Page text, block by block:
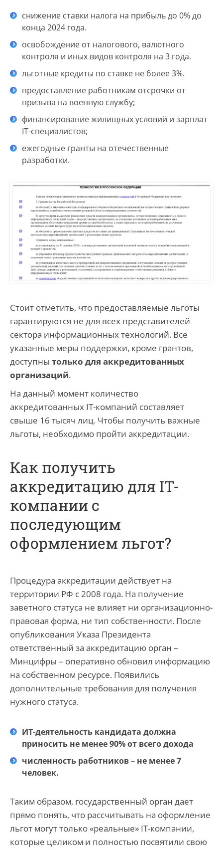
снижение ставки налога на прибыль до 0% до
конца 2024 года.
освобождение от налогового, валютного
контроля и иных видов контроля на 3 года.
льготные кредиты по ставке не более 3%.
предоставление работникам отсрочки от
призыва на военную службу;
финансирование жилищных условий и зарплат
IT-специалистов;
ежегодные гранты на отечественные
разработки.
Стоит отметить, что предоставляемые льготы
гарантируются не для всех представителей
сектора информационных технологий. Все
указанные меры поддержки, кроме грантов,
доступны только для аккредитованных
организаций.
На данный момент количество
аккредитованных IT-компаний составляет
свыше 16 тысяч лиц. Чтобы получить важные
льготы, необходимо пройти аккредитации.
Как получить
аккредитацию для IT-
компании с
последующим
оформлением льгот?
Процедура аккредитации действует на
территории РФ с 2008 года. На получение
заветного статуса не влияет ни организационно-
правовая форма, ни тип собственности. После
опубликования Указа Президента
ответственный за аккредитацию орган –
Минцифры – оперативно обновил информацию
на собственном ресурсе. Появились
дополнительные требования для получения
нужного статуса.
ИТ-деятельность кандидата должна
приносить не менее 90% от всего дохода
численность работников – не менее 7
человек.
Таким образом, государственный орган дает
прямо понять, что рассчитывать на оформление
льгот могут только «реальные» IT-компании,
которые целиком и полностью посвятили свою